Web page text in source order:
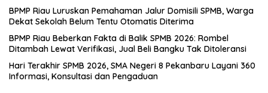
BPMP Riau Luruskan Pemahaman Jalur Domisili SPMB, Warga
Dekat Sekolah Belum Tentu Otomatis Diterima
BPMP Riau Beberkan Fakta di Balik SPMB 2026: Rombel
Ditambah Lewat Verifikasi, Jual Beli Bangku Tak Ditoleransi
Hari Terakhir SPMB 2026, SMA Negeri 8 Pekanbaru Layani 360
Informasi, Konsultasi dan Pengaduan